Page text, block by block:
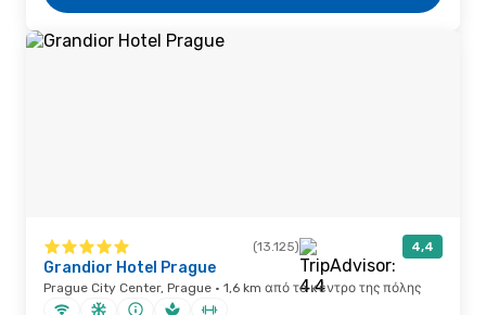
(13.125) 4,4
Grandior Hotel Prague
Prague City Center, Prague · 1,6 km από το κέντρο της πόλης